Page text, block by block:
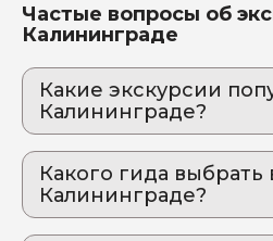
Частые вопросы об
Калининграде
Какие экскурсии
Калининграде?
необычные судьбы
История с привкусом
экскурсия, которую нельзя
2. Нойроссгартен –
Какого гида выбрать
Калининграде?